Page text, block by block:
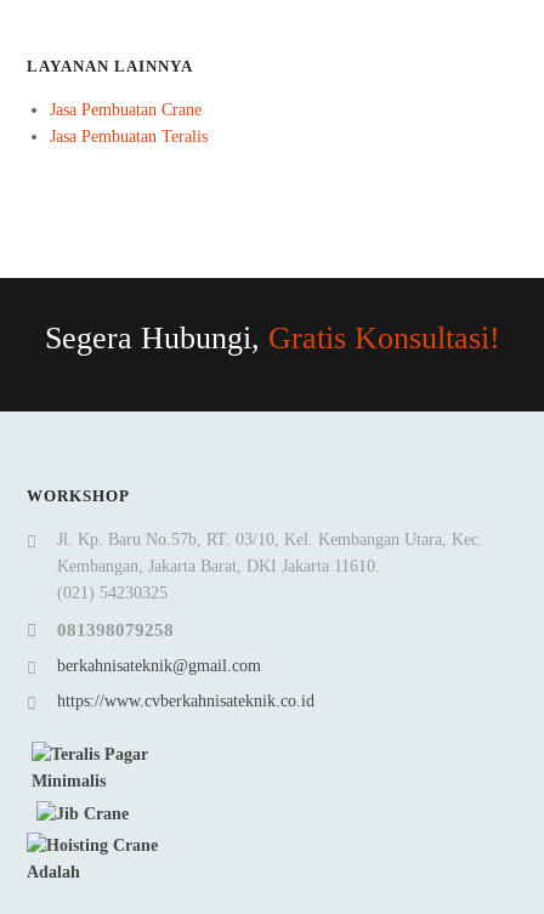
LAYANAN LAINNYA
Jasa Pembuatan Crane
Jasa Pembuatan Teralis
Segera Hubungi, Gratis Konsultasi!
WORKSHOP
Jl. Kp. Baru No.57b, RT. 03/10, Kel. Kembangan Utara, Kec.
Kembangan, Jakarta Barat, DKI Jakarta 11610.
(021) 54230325
081398079258
berkahnisateknik@gmail.com
https://www.cvberkahnisateknik.co.id